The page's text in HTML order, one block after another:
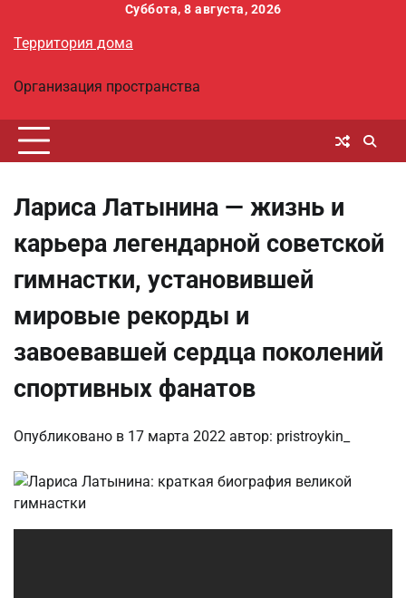
содержимому
Суббота, 8 августа, 2026
Территория дома
Организация пространства
Лариса Латынина — жизнь и
карьера легендарной советской
гимнастки, установившей
мировые рекорды и
завоевавшей сердца поколений
спортивных фанатов
Опубликовано в 17 марта 2022 автор: pristroykin_